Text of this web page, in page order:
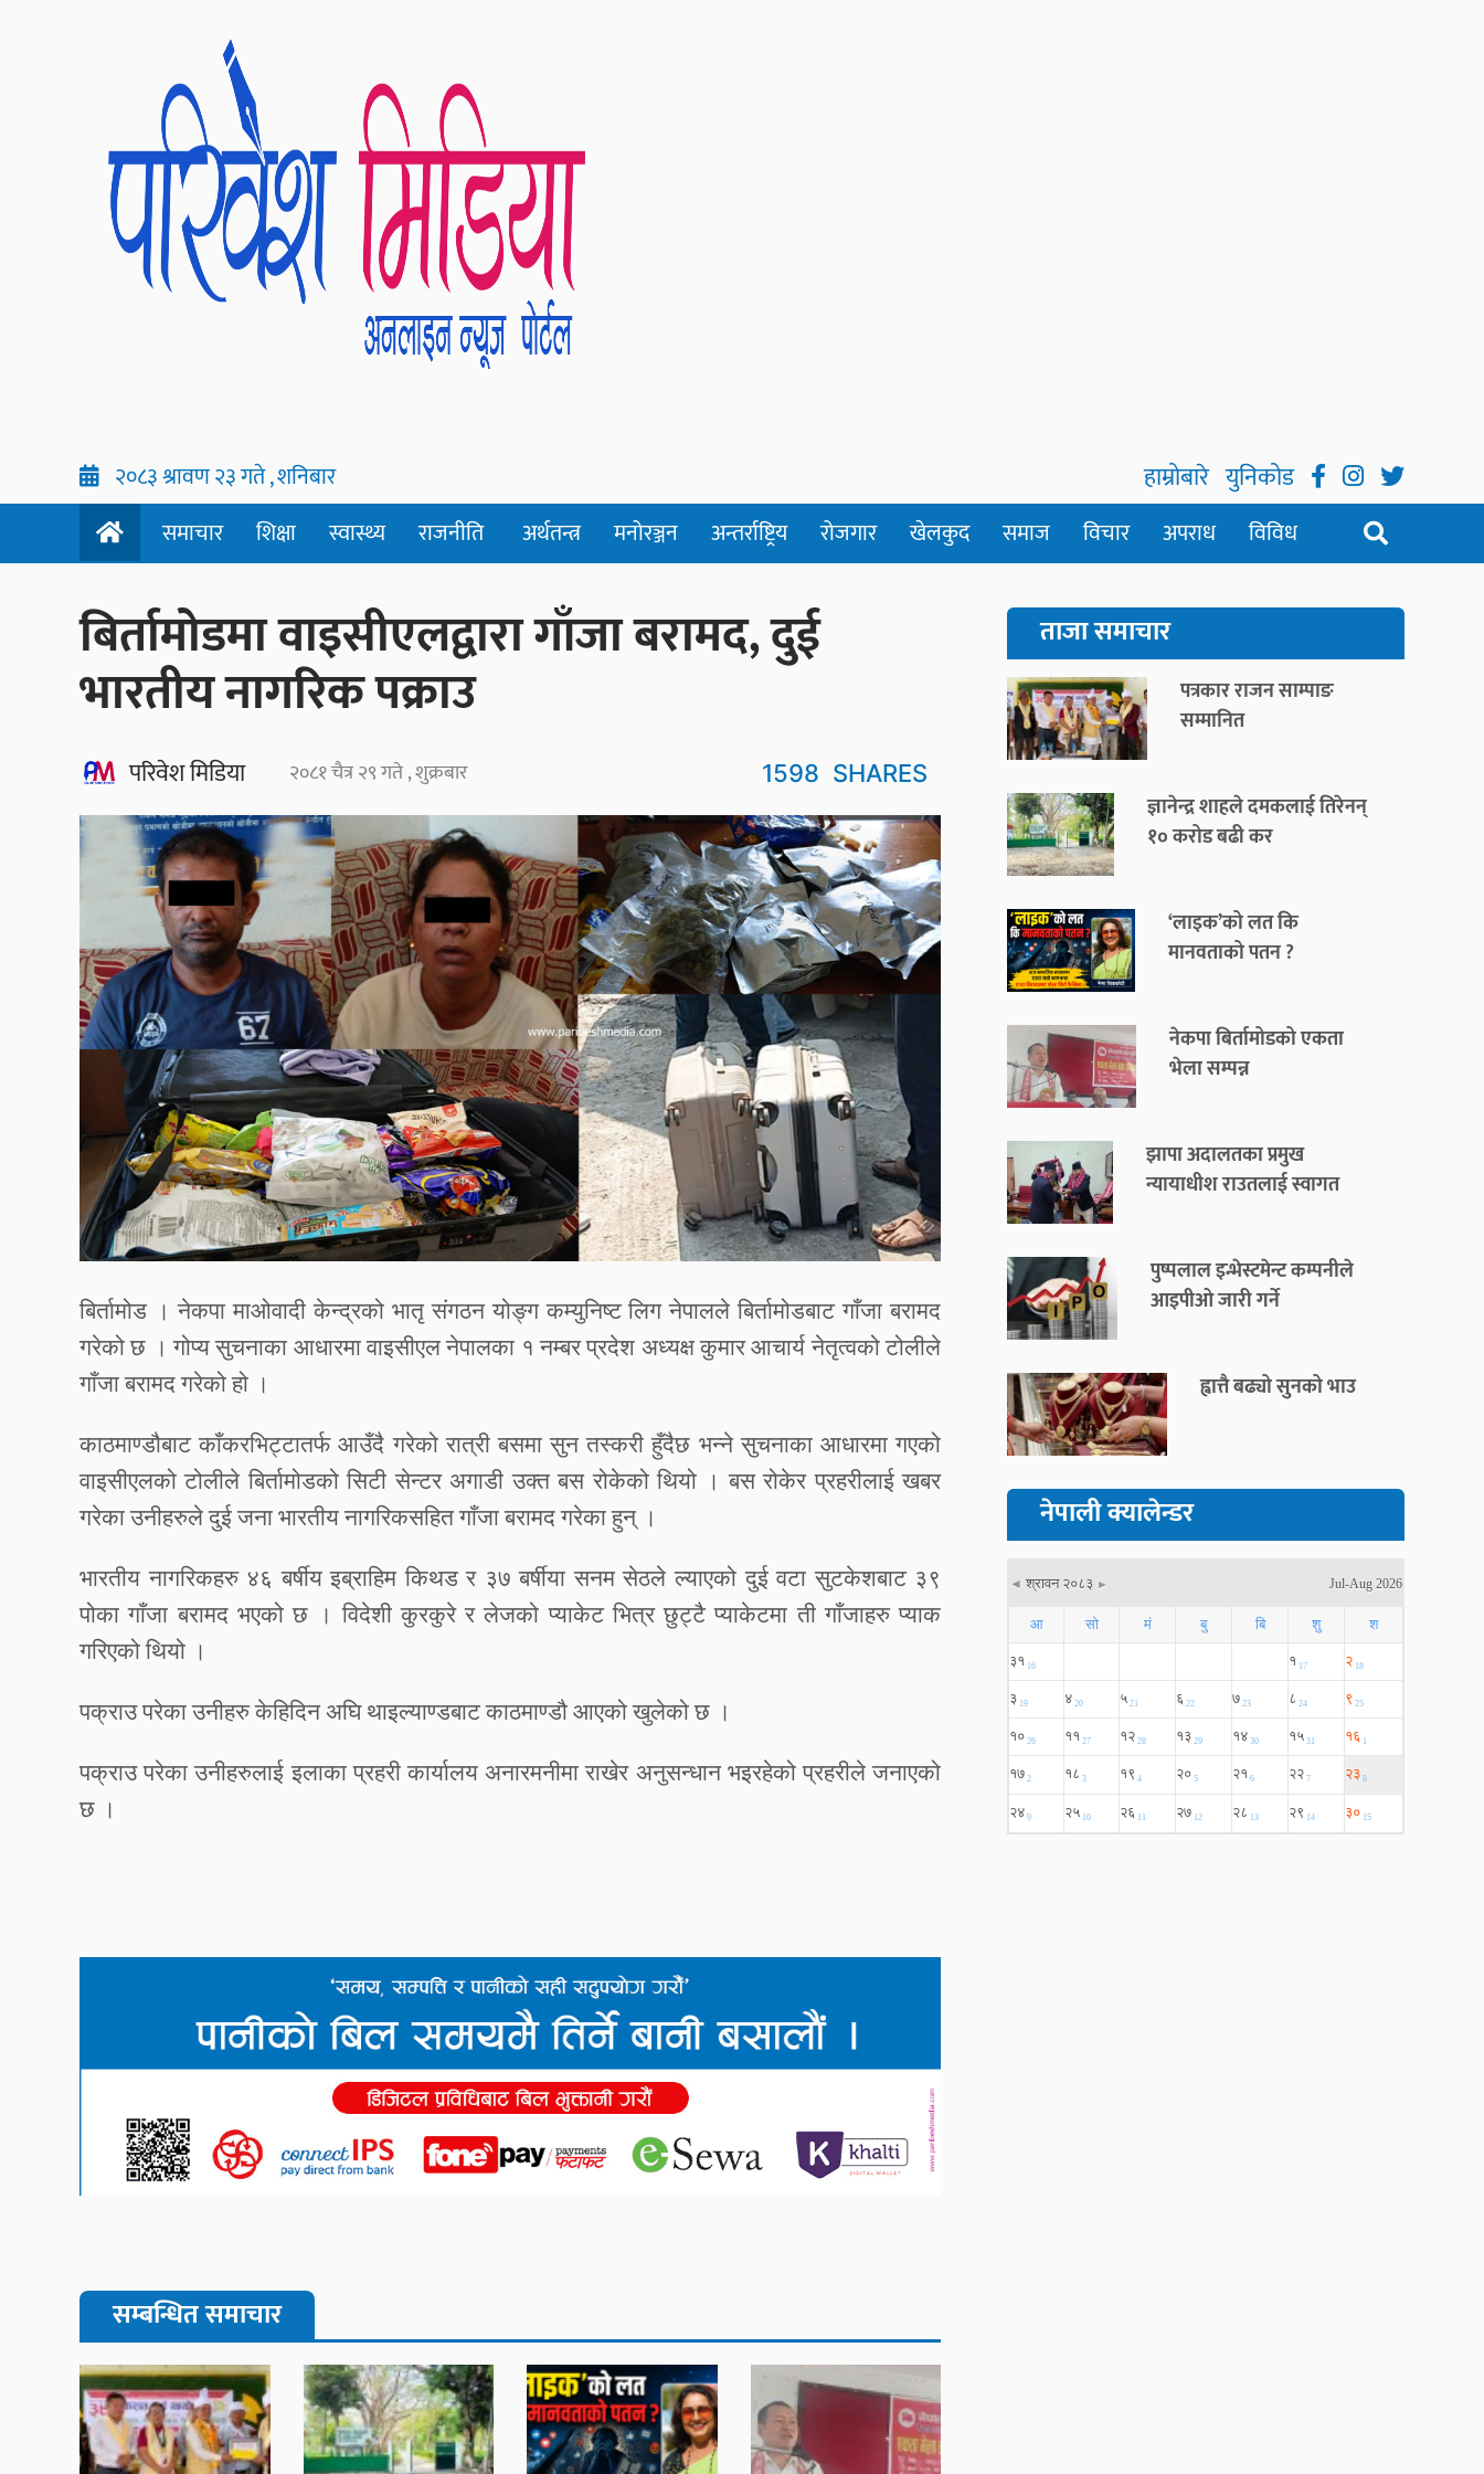
२०८३ श्रावण २३ गते , शनिबार हाम्रोबारे युनिकोड
समाचार शिक्षा स्वास्थ्य राजनीति अर्थतन्त्र मनोरञ्जन अन्तर्राष्ट्रिय रोजगार खेलकुद समाज विचार अपराध विविध
बिर्तामोडमा वाइसीएलद्वारा गाँजा बरामद, दुई
भारतीय नागरिक पक्राउ
परिवेश मिडिया २०८१ चैत्र २९ गते , शुक्रबार 1598 SHARES
बिर्तामोड । नेकपा माओवादी केन्द्रको भातृ संगठन योङ्ग कम्युनिष्ट लिग नेपालले बिर्तामोडबाट गाँजा बरामद
गरेको छ । गोप्य सुचनाका आधारमा वाइसीएल नेपालका १ नम्बर प्रदेश अध्यक्ष कुमार आचार्य नेतृत्वको टोलीले
गाँजा बरामद गरेको हो ।
काठमाण्डौबाट काँकरभिट्टातर्फ आउँदै गरेको रात्री बसमा सुन तस्करी हुँदैछ भन्ने सुचनाका आधारमा गएको
वाइसीएलको टोलीले बिर्तामोडको सिटी सेन्टर अगाडी उक्त बस रोकेको थियो । बस रोकेर प्रहरीलाई खबर
गरेका उनीहरुले दुई जना भारतीय नागरिकसहित गाँजा बरामद गरेका हुन् ।
भारतीय नागरिकहरु ४६ बर्षीय इब्राहिम किथड र ३७ बर्षीया सनम सेठले ल्याएको दुई वटा सुटकेशबाट ३९
पोका गाँजा बरामद भएको छ । विदेशी कुरकुरे र लेजको प्याकेट भित्र छुट्टै प्याकेटमा ती गाँजाहरु प्याक
गरिएको थियो ।
पक्राउ परेका उनीहरु केहिदिन अघि थाइल्याण्डबाट काठमाण्डौ आएको खुलेको छ ।
पक्राउ परेका उनीहरुलाई इलाका प्रहरी कार्यालय अनारमनीमा राखेर अनुसन्धान भइरहेको प्रहरीले जनाएको
छ ।
सम्बन्धित समाचार
ताजा समाचार
पत्रकार राजन साम्पाङ
सम्मानित
ज्ञानेन्द्र शाहले दमकलाई तिरेनन्
१० करोड बढी कर
‘लाइक’को लत कि
मानवताको पतन ?
नेकपा बिर्तामोडको एकता
भेला सम्पन्न
झापा अदालतका प्रमुख
न्यायाधीश राउतलाई स्वागत
पुष्पलाल इन्भेस्टमेन्ट कम्पनीले
आइपीओ जारी गर्ने
ह्वात्तै बढ्यो सुनको भाउ
नेपाली क्यालेन्डर